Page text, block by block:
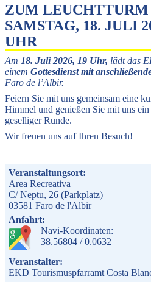
ZUM LEUCHTTURM
SAMSTAG, 18. JULI
UHR
Am 18. Juli 2026, 19 Uhr, lädt das
einem Gottesdienst mit
Faro de l’Albir.
Feiern Sie mit uns gemeinsam eine
Himmel und genießen Sie mit uns
geselliger Runde.
Wir freuen uns auf Ihren Besuch!
Veranstaltungsort:
Area Recreativa
C/ Neptu, 26 (Parkplatz)
03581 Faro de l'Albir
Anfahrt:
Navi-Koordinaten:
38.56804 / 0.0632
Veranstalter:
EKD Tourismuspfarramt Costa